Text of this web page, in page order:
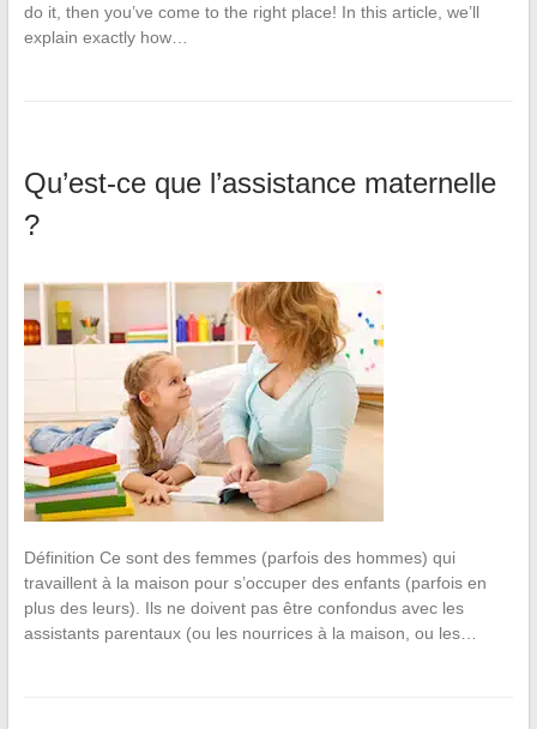
do it, then you’ve come to the right place! In this article, we’ll
explain exactly how…
Qu’est-ce que l’assistance maternelle
?
Définition Ce sont des femmes (parfois des hommes) qui
travaillent à la maison pour s’occuper des enfants (parfois en
plus des leurs). Ils ne doivent pas être confondus avec les
assistants parentaux (ou les nourrices à la maison, ou les…